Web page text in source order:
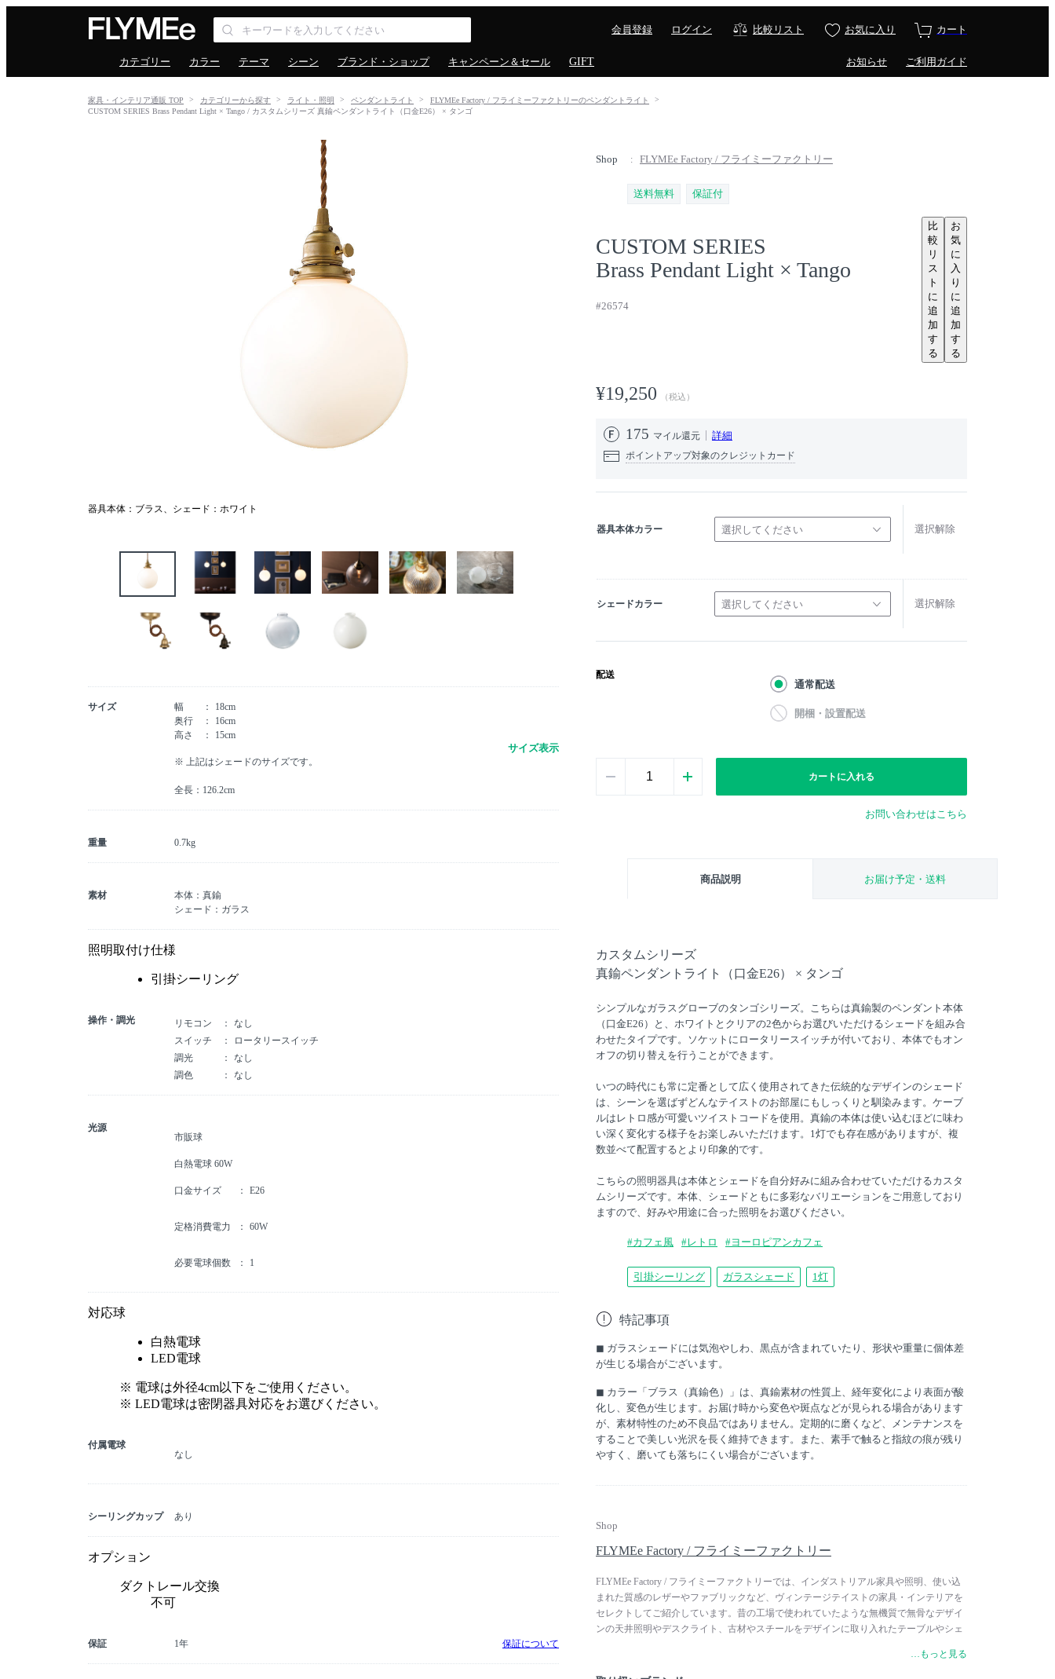
会員登録 ログイン 比較リスト お気に入り カート
カテゴリー カラー テーマ シーン ブランド・ショップ キャンペーン＆セール GIFT お知らせ ご利用ガイド
家具・インテリア通販 TOP カテゴリーから探す ライト・照明 ペンダントライト
FLYMEe Factory / フライミーファクトリーのペンダントライト
CUSTOM SERIES Brass Pendant Light × Tango / カスタムシリーズ 真鍮ペンダントライト（口金E26） × タンゴ
Shop FLYMEe Factory / フライミーファクトリー
送料無料 保証付
CUSTOM SERIES
Brass Pendant Light × Tango
#26574
比
較
リ
ス
ト
に
追
加
す
る
お
気
に
入
り
に
追
加
す
る
¥19,250 （税込）
175 マイル還元 詳細
ポイントアップ対象のクレジットカード
器具本体カラー 選択してください 選択解除
シェードカラー 選択してください 選択解除
配送
通常配送
開梱・設置配送
カートに入れる
お問い合わせはこちら
商品説明 お届け予定・送料
カスタムシリーズ
真鍮ペンダントライト（口金E26） × タンゴ
シンプルなガラスグローブのタンゴシリーズ。こちらは真鍮製のペンダント本体
（口金E26）と、ホワイトとクリアの2色からお選びいただけるシェードを組み合
わせたタイプです。ソケットにロータリースイッチが付いており、本体でもオン
オフの切り替えを行うことができます。
いつの時代にも常に定番として広く使用されてきた伝統的なデザインのシェード
は、シーンを選ばずどんなテイストのお部屋にもしっくりと馴染みます。ケーブ
ルはレトロ感が可愛いツイストコードを使用。真鍮の本体は使い込むほどに味わ
い深く変化する様子をお楽しみいただけます。1灯でも存在感がありますが、複
数並べて配置するとより印象的です。
こちらの照明器具は本体とシェードを自分好みに組み合わせていただけるカスタ
ムシリーズです。本体、シェードともに多彩なバリエーションをご用意しており
ますので、好みや用途に合った照明をお選びください。
#カフェ風 #レトロ #ヨーロピアンカフェ
引掛シーリング ガラスシェード 1灯
特記事項
◼︎ ガラスシェードには気泡やしわ、黒点が含まれていたり、形状や重量に個体差
が生じる場合がございます。
◼︎ カラー「ブラス（真鍮色）」は、真鍮素材の性質上、経年変化により表面が酸
化し、変色が生じます。お届け時から変色や斑点などが見られる場合があります
が、素材特性のため不良品ではありません。定期的に磨くなど、メンテナンスを
することで美しい光沢を長く維持できます。また、素手で触ると指紋の痕が残り
やすく、磨いても落ちにくい場合がございます。
Shop
FLYMEe Factory / フライミーファクトリー
FLYMEe Factory / フライミーファクトリーでは、インダストリアル家具や照明、使い込
まれた質感のレザーやファブリックなど、ヴィンテージテイストの家具・インテリアを
セレクトしてご紹介しています。昔の工場で使われていたような無機質で無骨なデザイ
ンの天井照明やデスクライト、古材やスチールをデザインに取り入れたテーブルやシェ
テーブルやソファ、収納家具といったインテリアの中心となるアイテムから、空間の雰
囲気をつくる照明器、ラグ・カーペット、時計まで幅広く取り揃えています。
…もっと見る
器具本体：ブラス、シェード：ホワイト
サイズ 幅
18cm
奥行
16cm
高さ
15cm
※ 上記はシェードのサイズです。
全長：126.2cm
サイズ表示
重量 0.7kg
素材
本体：真鍮
シェード：ガラス
照明取付け仕様
引掛シーリング
操作・調光 リモコン
なし
スイッチ
ロータリースイッチ
調光
なし
調色
なし
光源
市販球
白熱電球 60W
口金サイズ E26
定格消費電力 60W
必要電球個数 1
対応球
白熱電球
LED電球
※ 電球は外径4cm以下をご使用ください。
※ LED電球は密閉器具対応をお選びください。
付属電球
なし
シーリングカップ あり
オプション
ダクトレール交換
不可
保証 1年 保証について